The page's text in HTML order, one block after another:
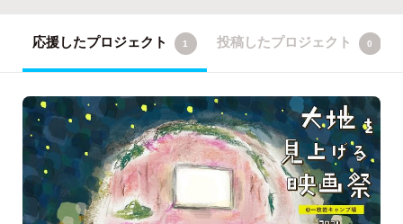
応援したプロジェクト 1 投稿したプロジェクト 0